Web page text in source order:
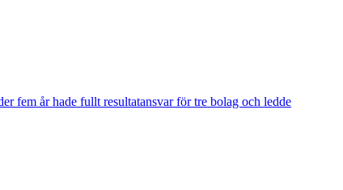
fem år hade fullt resultatansvar för tre bolag och ledde